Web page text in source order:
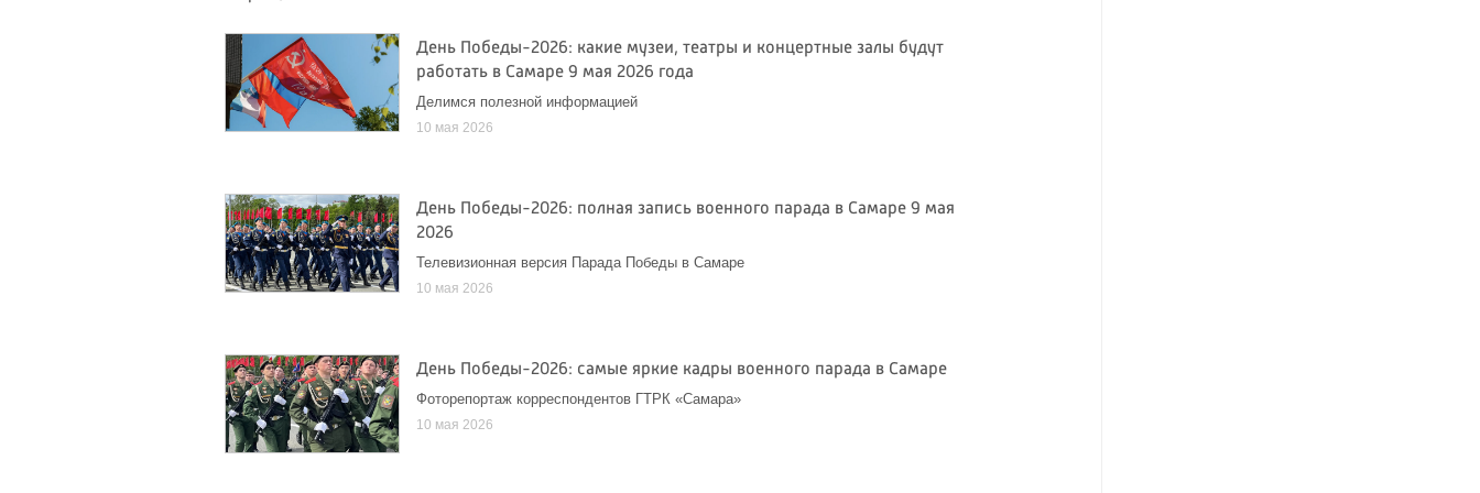
День Победы-2026: какие музеи, театры и концертные залы будут
работать в Самаре 9 мая 2026 года
Делимся полезной информацией
10 мая 2026
День Победы-2026: полная запись военного парада в Самаре 9 мая
2026
Телевизионная версия Парада Победы в Самаре
10 мая 2026
День Победы-2026: самые яркие кадры военного парада в Самаре
Фоторепортаж корреспондентов ГТРК «Самара»
10 мая 2026